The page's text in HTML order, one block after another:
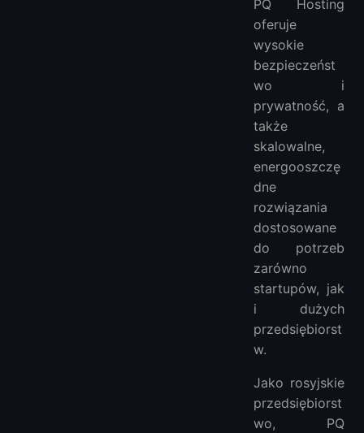
PQ Hosting
oferuje
wysokie
bezpieczeńst
wo i
prywatność, a
także
skalowalne,
energooszczę
dne
rozwiązania
dostosowane
do potrzeb
zarówno
startupów, jak
i dużych
przedsiębiorst
w.
Jako rosyjskie
przedsiębiorst
wo, PQ